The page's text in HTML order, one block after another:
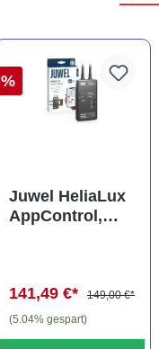
%
Juwel HeliaLux
AppControl,
141,49 €*
149,00 €*
(5.04% gespart)